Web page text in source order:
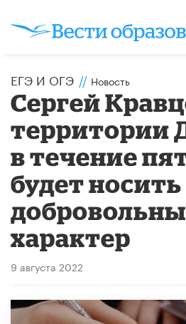
ЕГЭ И ОГЭ // Новость
Сергей
территории
в течение
будет носить
характер
9 августа 2022